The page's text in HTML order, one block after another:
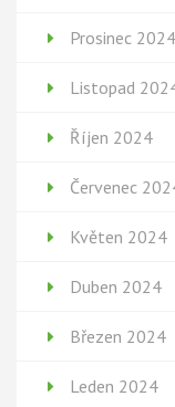
Prosinec 2024
Listopad
Říjen 2024
Červenec
Květen 2024
Duben 2024
Březen 2024
Leden 2024